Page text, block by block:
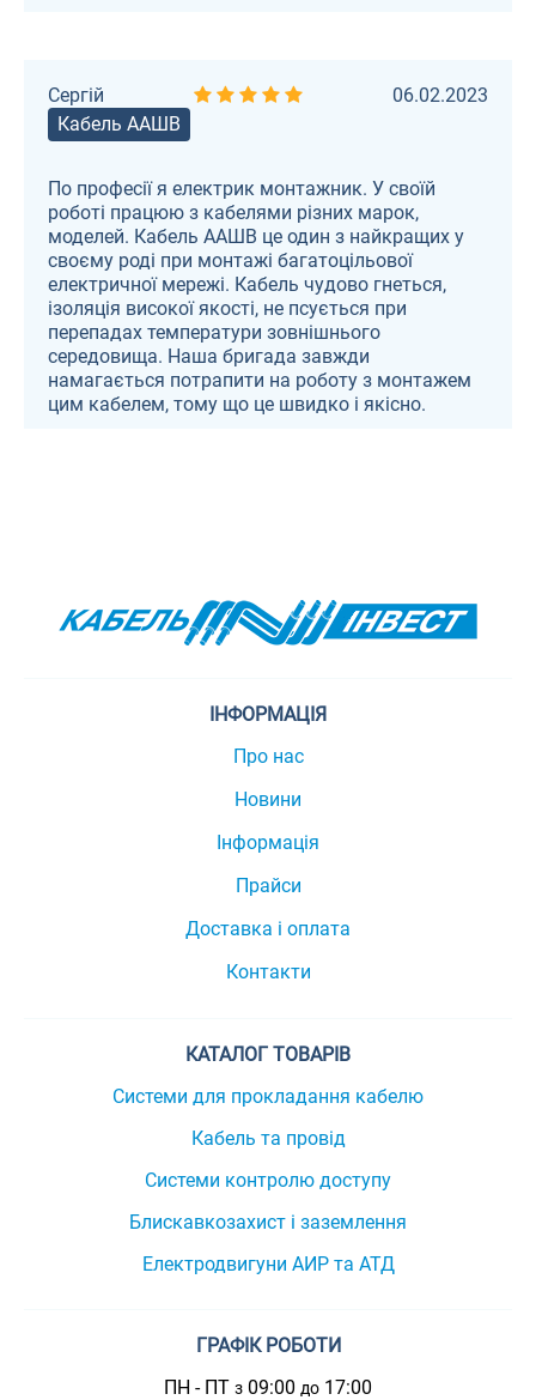
Сергій
06.02.2023
Кабель ААШВ
По професії я електрик монтажник. У своїй
роботі працюю з кабелями різних марок,
моделей. Кабель ААШВ це один з найкращих у
своєму роді при монтажі багатоцільової
електричної мережі. Кабель чудово гнеться,
ізоляція високої якості, не псується при
перепадах температури зовнішнього
середовища. Наша бригада завжди
намагається потрапити на роботу з монтажем
цим кабелем, тому що це швидко і якісно.
ІНФОРМАЦІЯ
Про нас
Новини
Інформація
Прайси
Доставка і оплата
Контакти
КАТАЛОГ ТОВАРІВ
Системи для прокладання кабелю
Кабель та провід
Системи контролю доступу
Блискавкозахист і заземлення
Електродвигуни АИР та АТД
ГРАФІК РОБОТИ
ПН - ПТ з 09:00 до 17:00